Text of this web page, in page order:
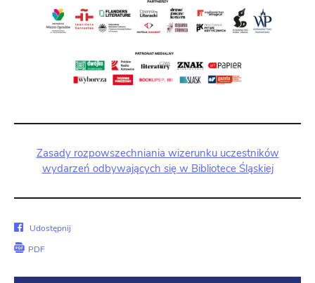
Zasady rozpowszechniania wizerunku uczestników
wydarzeń odbywających się w Bibliotece Śląskiej
Udostępnij
Facebook
Udostępnij
PDF